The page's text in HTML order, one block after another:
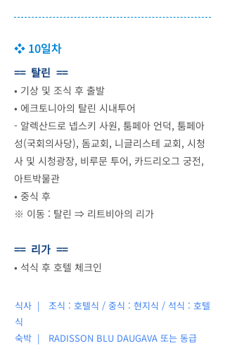
❖ 10일차
== 탈린 ==
• 기상 및 조식 후 출발
• 에크토니아의 탈린 시내투어
- 알렉산드로 넵스키 사원, 툼페아 언덕, 툼페아
성(국회의사당), 돔교회, 니글리스테 교회, 시청
사 및 시청광장, 비루문 투어, 카드리오그 궁전,
아트박물관
• 중식 후
※ 이동 : 탈린 ⇒ 리트비아의 리가
== 리가 ==
• 석식 후 호텔 체크인
식사 | 조식 : 호텔식 / 중식 : 현지식 / 석식 : 호텔
식
숙박 |
RADISSON BLU DAUGAVA 또는 동급